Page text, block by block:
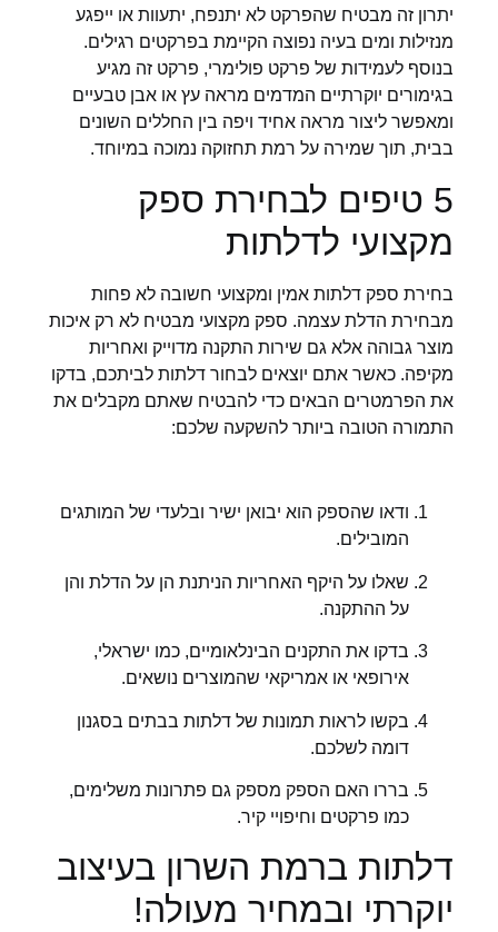
יתרון זה מבטיח שהפרקט לא יתנפח, יתעוות או ייפגע
מנזילות ומים בעיה נפוצה הקיימת בפרקטים רגילים.
בנוסף לעמידות של פרקט פולימרי, פרקט זה מגיע
בגימורים יוקרתיים המדמים מראה עץ או אבן טבעיים
ומאפשר ליצור מראה אחיד ויפה בין החללים השונים
בבית, תוך שמירה על רמת תחזוקה נמוכה במיוחד.
5 טיפים לבחירת ספק
מקצועי לדלתות
בחירת ספק דלתות אמין ומקצועי חשובה לא פחות
מבחירת הדלת עצמה. ספק מקצועי מבטיח לא רק איכות
מוצר גבוהה אלא גם שירות התקנה מדוייק ואחריות
מקיפה. כאשר אתם יוצאים לבחור דלתות לביתכם, בדקו
את הפרמטרים הבאים כדי להבטיח שאתם מקבלים את
התמורה הטובה ביותר להשקעה שלכם:
ודאו שהספק הוא יבואן ישיר ובלעדי של המותגים
המובילים.
שאלו על היקף האחריות הניתנת הן על הדלת והן
על ההתקנה.
בדקו את התקנים הבינלאומיים, כמו ישראלי,
אירופאי או אמריקאי שהמוצרים נושאים.
בקשו לראות תמונות של דלתות בבתים בסגנון
דומה לשלכם.
בררו האם הספק מספק גם פתרונות משלימים,
כמו פרקטים וחיפויי קיר.
דלתות ברמת השרון בעיצוב
יוקרתי ובמחיר מעולה!